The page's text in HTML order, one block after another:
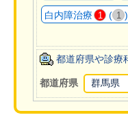
白内障治療 1 ( 1 )
都道府県や診療
都道府県